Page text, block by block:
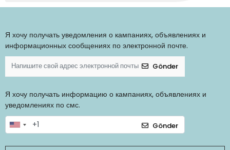
Я хочу получать уведомления о кампаниях, объявлениях и
информационных сообщениях по электронной почте.
Gönder
Я хочу получать информацию о кампаниях, объявлениях и
уведомлениях по смс.
Gönder